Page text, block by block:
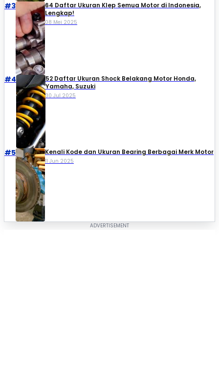
#3
64 Daftar Ukuran Klep Semua Motor di Indonesia,
Lengkap!
08 Mei 2025
#4
52 Daftar Ukuran Shock Belakang Motor Honda,
Yamaha, Suzuki​
30 Jul 2025
#5 Kenali Kode dan Ukuran Bearing Berbagai Merk Motor
11 Jun 2025